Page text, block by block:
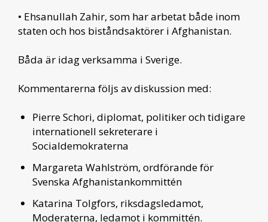
• Ehsanullah Zahir, som har arbetat både inom
staten och hos biståndsaktörer i Afghanistan.
Båda är idag verksamma i Sverige.
Kommentarerna följs av diskussion med:
Pierre Schori, diplomat, politiker och tidigare
internationell sekreterare i
Socialdemokraterna
Margareta Wahlström, ordförande för
Svenska Afghanistankommittén
Katarina Tolgfors, riksdagsledamot,
Moderaterna, ledamot i kommittén.